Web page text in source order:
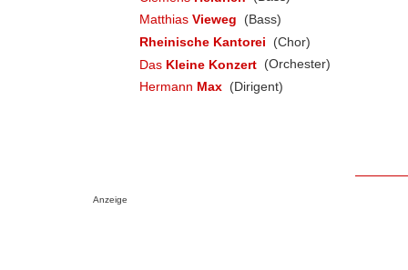
Matthias Vieweg
(Bass)
Rheinische Kantorei
(Chor)
Das Kleine Konzert (Orchester)
Hermann Max (Dirigent)
Anzeige